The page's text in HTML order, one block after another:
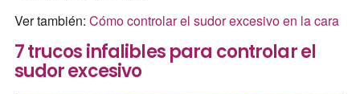
Ver también: Cómo controlar el sudor excesivo en la cara
7 trucos infalibles para controlar el
sudor excesivo